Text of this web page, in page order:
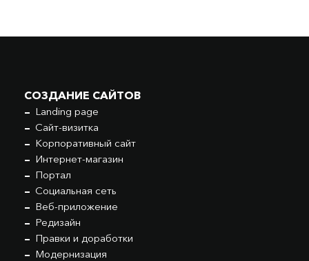
СОЗДАНИЕ САЙТОВ
Landing page
Сайт-визитка
Корпоративный сайт
Интернет-магазин
Портал
Социальная сеть
Веб-приложение
Редизайн
Правки и доработки
Модернизация